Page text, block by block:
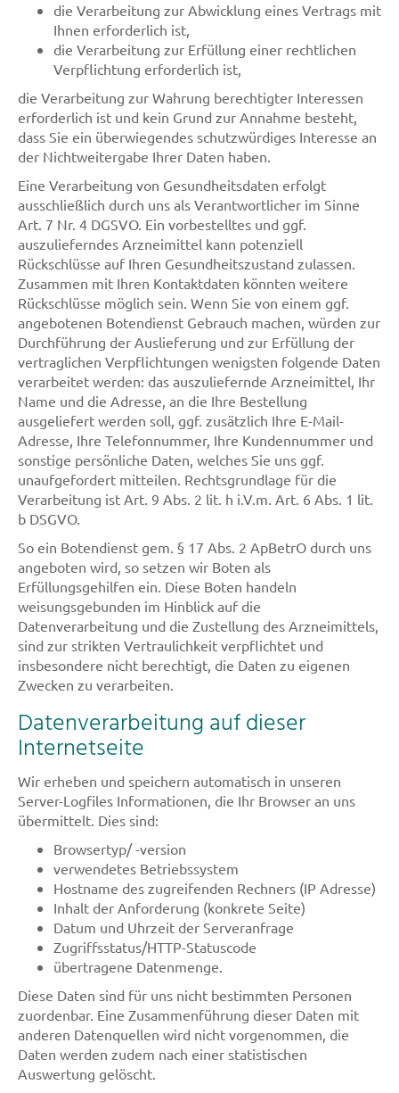
die Verarbeitung zur Abwicklung eines Vertrags mit
Ihnen erforderlich ist,
die Verarbeitung zur Erfüllung einer rechtlichen
Verpflichtung erforderlich ist,
die Verarbeitung zur Wahrung berechtigter Interessen
erforderlich ist und kein Grund zur Annahme besteht,
dass Sie ein überwiegendes schutzwürdiges Interesse an
der Nichtweitergabe Ihrer Daten haben.
Eine Verarbeitung von Gesundheitsdaten erfolgt
ausschließlich durch uns als Verantwortlicher im Sinne
Art. 7 Nr. 4 DGSVO. Ein vorbestelltes und ggf.
auszulieferndes Arzneimittel kann potenziell
Rückschlüsse auf Ihren Gesundheitszustand zulassen.
Zusammen mit Ihren Kontaktdaten könnten weitere
Rückschlüsse möglich sein. Wenn Sie von einem ggf.
angebotenen Botendienst Gebrauch machen, würden zur
Durchführung der Auslieferung und zur Erfüllung der
vertraglichen Verpflichtungen wenigsten folgende Daten
verarbeitet werden: das auszuliefernde Arzneimittel, Ihr
Name und die Adresse, an die Ihre Bestellung
ausgeliefert werden soll, ggf. zusätzlich Ihre E-Mail-
Adresse, Ihre Telefonnummer, Ihre Kundennummer und
sonstige persönliche Daten, welches Sie uns ggf.
unaufgefordert mitteilen. Rechtsgrundlage für die
Verarbeitung ist Art. 9 Abs. 2 lit. h i.V.m. Art. 6 Abs. 1 lit.
b DSGVO.
So ein Botendienst gem. § 17 Abs. 2 ApBetrO durch uns
angeboten wird, so setzen wir Boten als
Erfüllungsgehilfen ein. Diese Boten handeln
weisungsgebunden im Hinblick auf die
Datenverarbeitung und die Zustellung des Arzneimittels,
sind zur strikten Vertraulichkeit verpflichtet und
insbesondere nicht berechtigt, die Daten zu eigenen
Zwecken zu verarbeiten.
Datenverarbeitung auf dieser
Internetseite
Wir erheben und speichern automatisch in unseren
Server-Logfiles Informationen, die Ihr Browser an uns
übermittelt. Dies sind:
Browsertyp/ -version
verwendetes Betriebssystem
Hostname des zugreifenden Rechners (IP Adresse)
Inhalt der Anforderung (konkrete Seite)
Datum und Uhrzeit der Serveranfrage
Zugriffsstatus/HTTP-Statuscode
übertragene Datenmenge.
Diese Daten sind für uns nicht bestimmten Personen
zuordenbar. Eine Zusammenführung dieser Daten mit
anderen Datenquellen wird nicht vorgenommen, die
Daten werden zudem nach einer statistischen
Auswertung gelöscht.